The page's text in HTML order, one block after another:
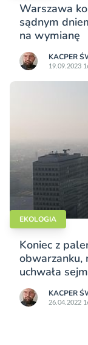
Warszawa
sądnym
na wymianę
KACPER
19.09.2023
EKOLOGIA
Koniec z
obwarzanku,
uchwała
KACPER
26.04.2022